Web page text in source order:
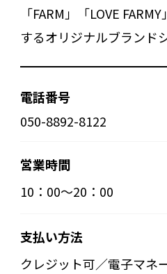
「FARM」「LOVE
するオリジナルブランド
電話番号
050-8892-8122
営業時間
10：00～20：00
支払い方法
クレジット可／電子マネ